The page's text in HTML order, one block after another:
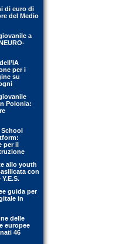
di euro di
del Medio
a
per i
su
Polonia:
School
per il
allo youth
con
guida per
in
delle
europee
46